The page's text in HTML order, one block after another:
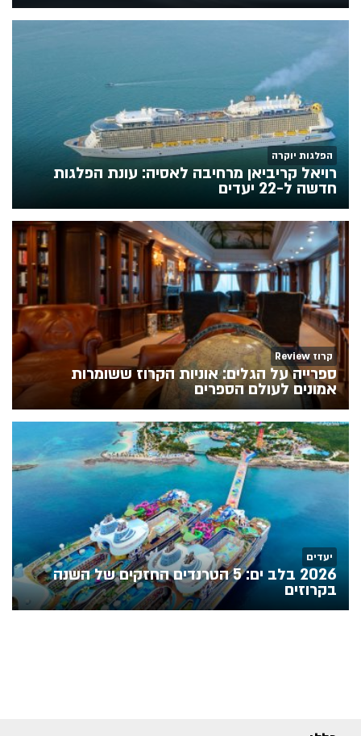
הפלגות יוקרה
רויאל קריביאן מרחיבה לאסיה: עונת הפלגות
חדשה ל-22 יעדים
קרוז Review
ספרייה על הגלים: אוניות הקרוז ששומרות
אמונים לעולם הספרים
יעדים
2026 בלב ים: 5 הטרנדים החזקים של השנה
בקרוזים